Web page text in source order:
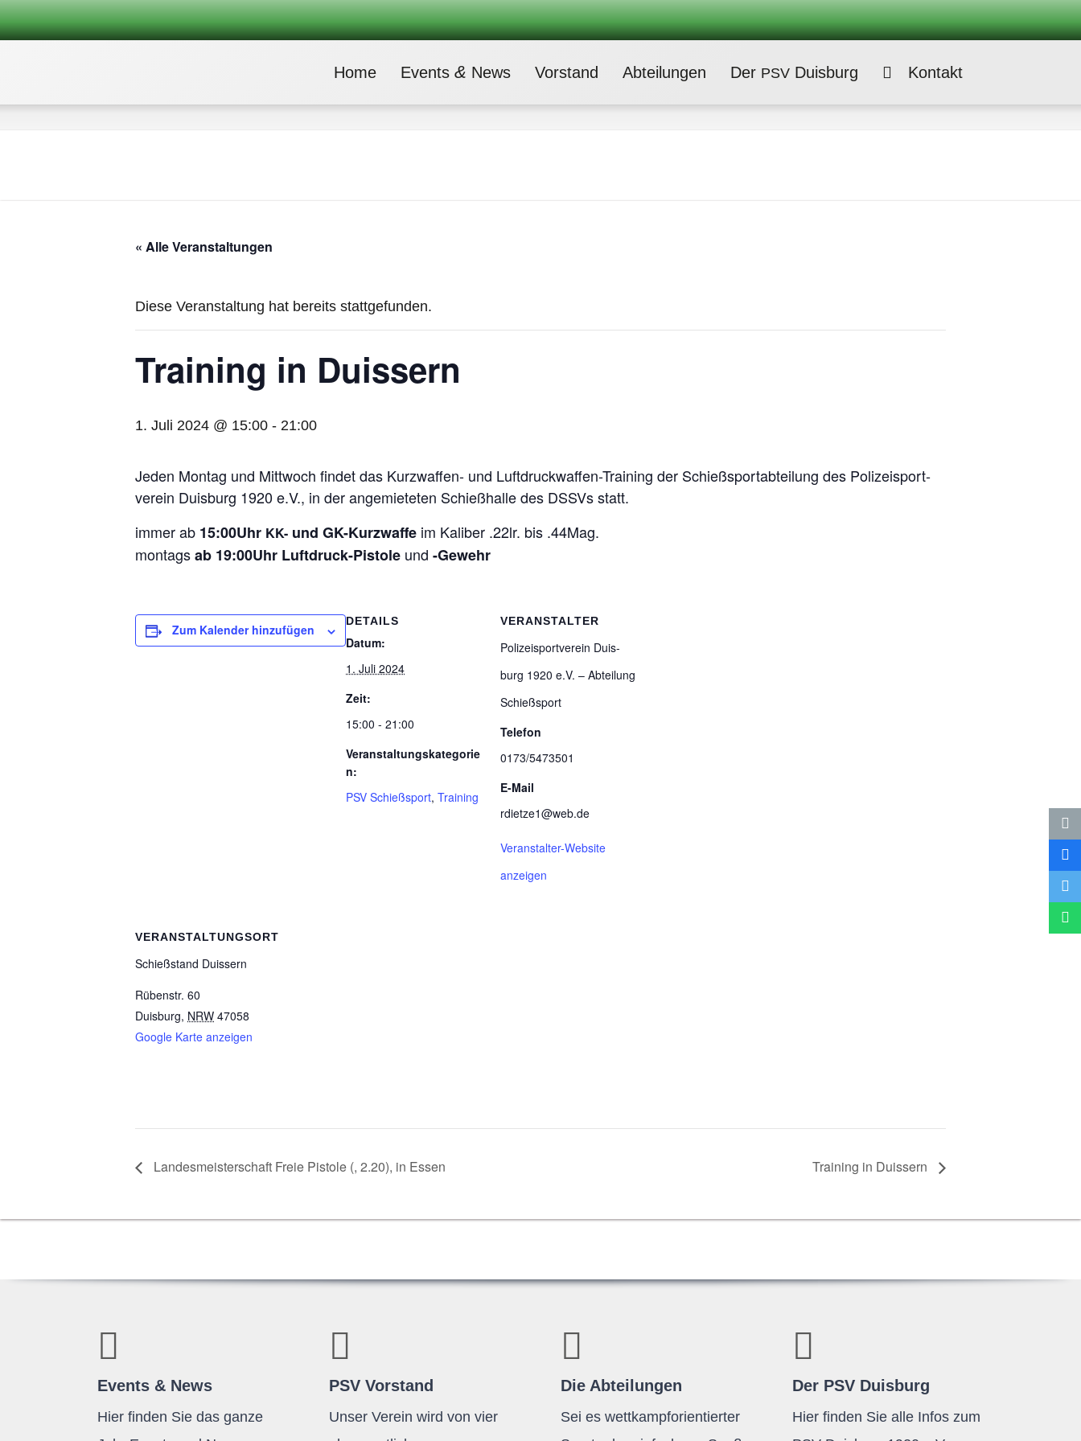
Home Events & News Vor­stand Abtei­lun­gen Der PSVDuisburg Kontakt
« Alle Veranstaltungen
Diese Veranstaltung hat bereits stattgefunden.
Trai­ning in Duissern
1. Juli 2024 @ 15:00 - 21:00
Jeden Mon­tag und Mitt­woch fin­det das Kurz­waf­fen- und Luft­druck­waf­fen-Trai­ning der Schieß­sport­ab­tei­lung des Poli­zei­sport­
ver­ein Duis­burg 1920 e.V., in der ange­mie­te­ten Schieß­halle des DSSVs statt.
immer ab 15:00Uhr KK- und GK-Kurz­waffe im Kali­ber .22lr. bis .44Mag.
mon­tagsab 19:00Uhr Luft­druck-Pis­tole und -Gewehr
Zum Kalender hinzufügen
DETAILS
Datum:
1. Juli 2024
Zeit:
15:00 - 21:00
Veranstaltungskategorie
n:
PSV Schießsport, Training
VERANSTALTER
Poli­zei­sport­ver­ein Duis­
burg 1920 e.V. – Abtei­lung
Schießsport
Telefon
0173/5473501
E-Mail
rdietze1@web.de
Veranstalter-Website
anzeigen
VERANSTALTUNGSORT
Schieß­stand Duissern
Rübenstr. 60
Duisburg, NRW 47058
Google Karte anzeigen
Lan­des­meis­ter­schaft Freie Pis­tole (, 2.20), in Essen Trai­ning in Duissern
Events & News
Hier finden Sie das ganze
PSV Vorstand
Unser Verein wird von vier
Die Abteilungen
Sei es wettkampforientierter
Der PSV Duisburg
Hier finden Sie alle Infos zum